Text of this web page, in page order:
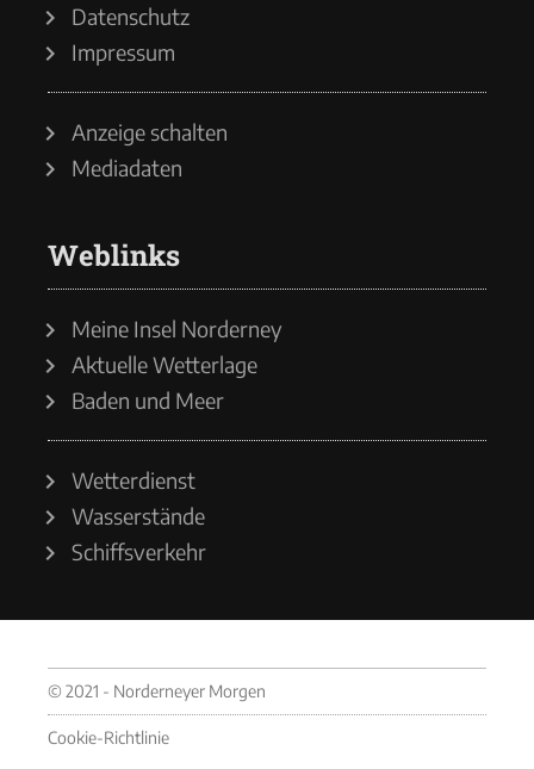
Datenschutz
Impressum
Anzeige schalten
Mediadaten
Weblinks
Meine Insel Norderney
Aktuelle Wetterlage
Baden und Meer
Wetterdienst
Wasserstände
Schiffsverkehr
© 2021 - Norderneyer Morgen
Cookie-Richtlinie